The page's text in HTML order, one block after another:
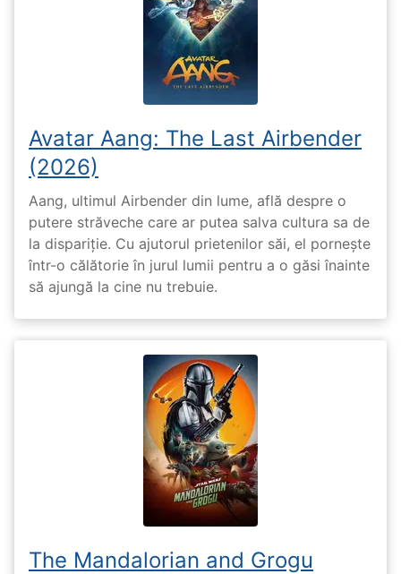
Avatar Aang: The Last Airbender
(2026)
Aang, ultimul Airbender din lume, află despre o
putere străveche care ar putea salva cultura sa de
la dispariție. Cu ajutorul prietenilor săi, el pornește
într-o călătorie în jurul lumii pentru a o găsi înainte
să ajungă la cine nu trebuie.
The Mandalorian and Grogu